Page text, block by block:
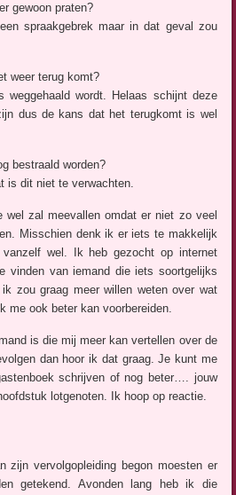
gewoon praten?
spraakgebrek maar in dat geval zou
weer terug komt?
wordt. Helaas schijnt deze
dus de kans dat het terugkomt is wel
bestraald worden?
is dit niet te verwachten.
zal meevallen omdat er niet zo veel
Misschien denk ik er iets te makkelijk
wel. Ik heb gezocht op internet
vinden van iemand die iets soortgelijks
zou graag meer willen weten over wat
me ook beter kan voorbereiden.
is die mij meer kan vertellen over de
dan hoor ik dat graag. Je kunt me
schrijven of nog beter…. jouw
lotgenoten. Ik hoop op reactie.
zijn vervolgopleiding begon moesten er
getekend. Avonden lang heb ik die